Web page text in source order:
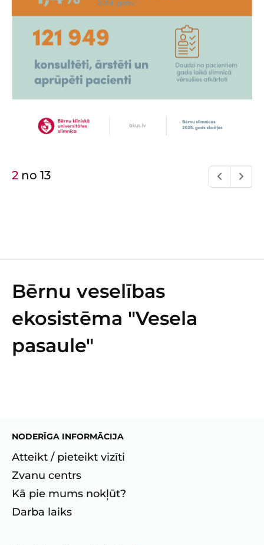
2 no 13
Bērnu veselības
ekosistēma "Vesela
pasaule"
NODERĪGA INFORMĀCIJA
Atteikt / pieteikt vizīti
Zvanu centrs
Kā pie mums nokļūt?
Darba laiks